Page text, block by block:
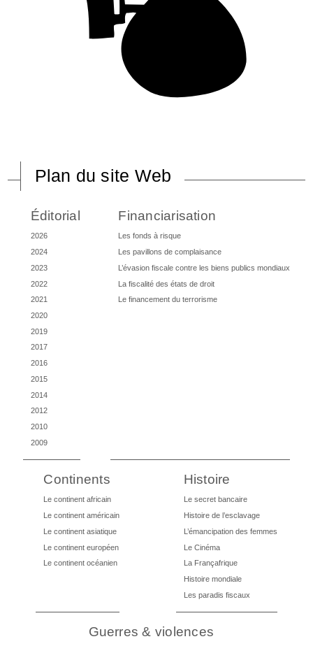
Plan du site Web
Éditorial
2026
2024
2023
2022
2021
2020
2019
2017
2016
2015
2014
2012
2010
2009
Financiarisation
Les fonds à risque
Les pavillons de complaisance
L’évasion fiscale contre les biens publics mondiaux
La fiscalité des états de droit
Le financement du terrorisme
Continents
Le continent africain
Le continent américain
Le continent asiatique
Le continent européen
Le continent océanien
Histoire
Le secret bancaire
Histoire de l’esclavage
L’émancipation des femmes
Le Cinéma
La Françafrique
Histoire mondiale
Les paradis fiscaux
Guerres & violences